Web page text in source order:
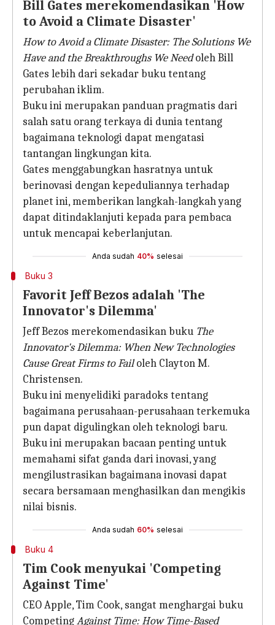
Bill Gates merekomendasikan 'How
to Avoid a Climate Disaster'
How to Avoid a Climate Disaster: The Solutions We
Have and the Breakthroughs We Needoleh Bill
Gates lebih dari sekadar buku tentang
perubahan iklim.
Buku ini merupakan panduan pragmatis dari
salah satu orang terkaya di dunia tentang
bagaimana teknologi dapat mengatasi
tantangan lingkungan kita.
Gates menggabungkan hasratnya untuk
berinovasi dengan kepeduliannya terhadap
planet ini, memberikan langkah-langkah yang
dapat ditindaklanjuti kepada para pembaca
untuk mencapai keberlanjutan.
Anda sudah 40% selesai
Buku 3
Favorit Jeff Bezos adalah 'The
Innovator's Dilemma'
Jeff Bezos merekomendasikan buku The
Innovator's Dilemma: When New Technologies
Cause Great Firms to Failoleh Clayton M.
Christensen.
Buku ini menyelidiki paradoks tentang
bagaimana perusahaan-perusahaan terkemuka
pun dapat digulingkan oleh teknologi baru.
Buku ini merupakan bacaan penting untuk
memahami sifat ganda dari inovasi, yang
mengilustrasikan bagaimana inovasi dapat
secara bersamaan menghasilkan dan mengikis
nilai bisnis.
Anda sudah 60% selesai
Buku 4
Tim Cook menyukai 'Competing
Against Time'
CEO Apple, Tim Cook, sangat menghargai buku
CompetingAgainst Time: How Time-Based